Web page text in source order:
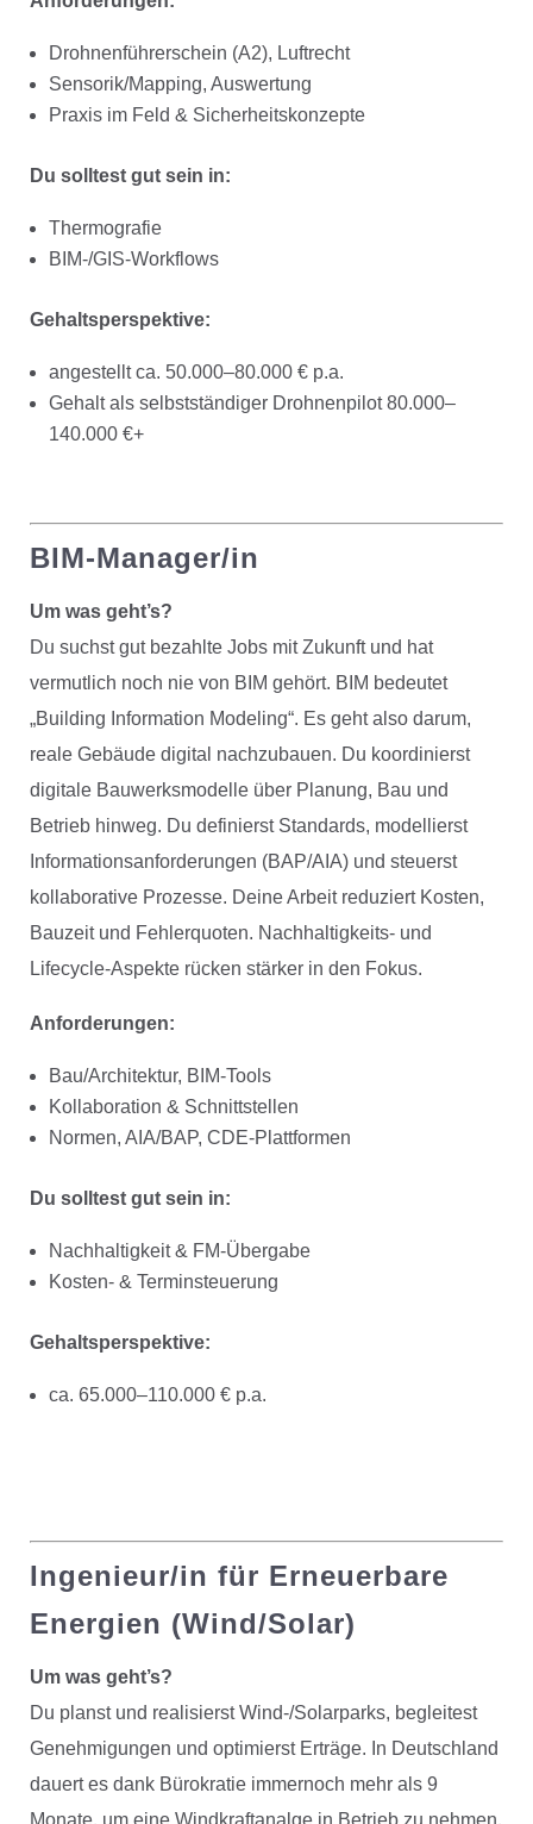
Drohnenführerschein (A2), Luftrecht
Sensorik/Mapping, Auswertung
Praxis im Feld & Sicherheitskonzepte
Du solltest gut sein in:
Thermografie
BIM-/GIS-Workflows
Gehaltsperspektive:
angestellt ca. 50.000–80.000 € p.a.
Gehalt als selbstständiger Drohnenpilot 80.000–
140.000 €+
BIM-Manager/in
Um was geht’s?
Du suchst gut bezahlte Jobs mit Zukunft und hat
vermutlich noch nie von BIM gehört. BIM bedeutet
„Building Information Modeling“. Es geht also darum,
reale Gebäude digital nachzubauen. Du koordinierst
digitale Bauwerksmodelle über Planung, Bau und
Betrieb hinweg. Du definierst Standards, modellierst
Informationsanforderungen (BAP/AIA) und steuerst
kollaborative Prozesse. Deine Arbeit reduziert Kosten,
Bauzeit und Fehlerquoten. Nachhaltigkeits- und
Lifecycle-Aspekte rücken stärker in den Fokus.
Anforderungen:
Bau/Architektur, BIM-Tools
Kollaboration & Schnittstellen
Normen, AIA/BAP, CDE-Plattformen
Du solltest gut sein in:
Nachhaltigkeit & FM-Übergabe
Kosten- & Terminsteuerung
Gehaltsperspektive:
ca. 65.000–110.000 € p.a.
Ingenieur/in für Erneuerbare
Energien (Wind/Solar)
Um was geht’s?
Du planst und realisierst Wind-/Solarparks, begleitest
Genehmigungen und optimierst Erträge. In Deutschland
dauert es dank Bürokratie immernoch mehr als 9